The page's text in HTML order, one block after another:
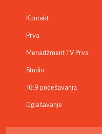
Kontakt
Prva
Menadžment TV Prva
Studio
16:9 podešavanja
Oglašavanje